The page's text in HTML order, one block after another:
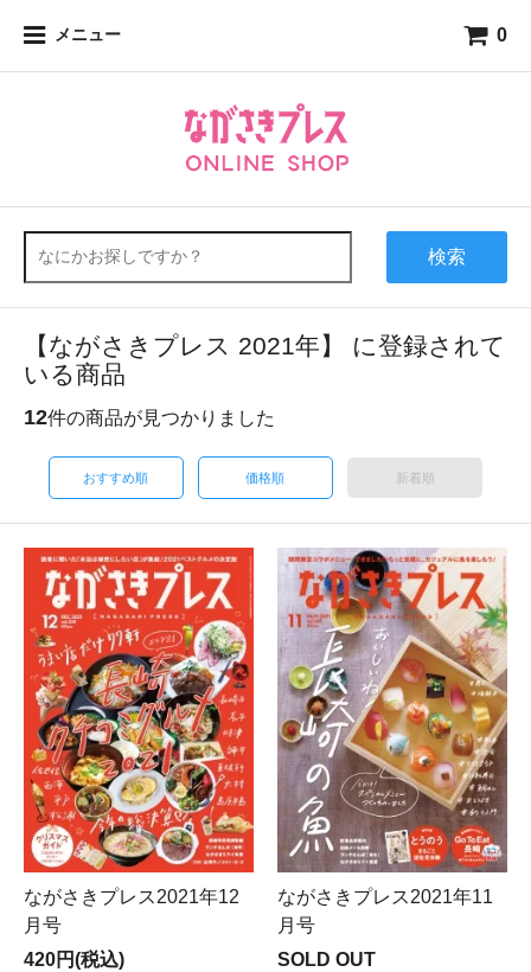
メニュー 0
検索
【ながさきプレス 2021年】 に登録されて
いる商品
12件の商品が見つかりました
おすすめ順 価格順 新着順
ながさきプレス2021年12
月号
420円(税込)
ながさきプレス2021年11
月号
SOLD OUT